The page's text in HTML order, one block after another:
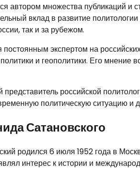
автором множества публикаций
вклад в развитие
так и за рубежом.
экспертом на
и геополитики. Его мнение
российской
политическую ситуацию
Сатановского
родился 6 июля 1952 года в
интерес к истории и